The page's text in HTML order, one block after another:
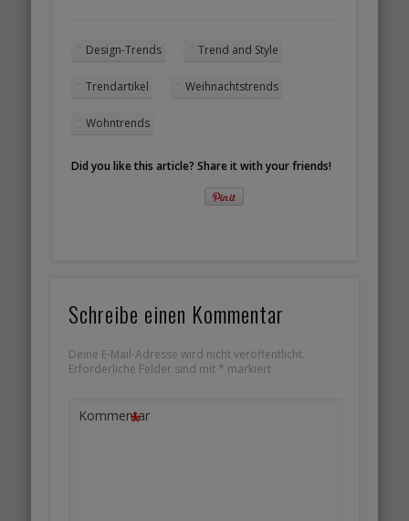
Design-Trends Trend and Style
Trendartikel Weihnachtstrends
Wohntrends
Did you like this article? Share it with your friends!
Schreibe einen Kommentar
Deine E-Mail-Adresse wird nicht veröffentlicht.
Erforderliche Felder sind mit * markiert
Kommentar
*